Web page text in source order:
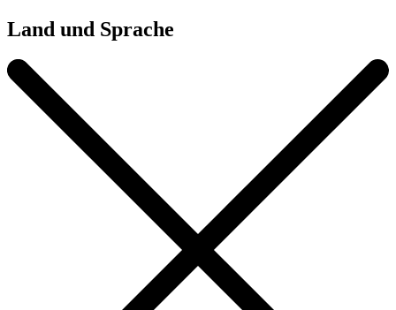
Land und Sprache